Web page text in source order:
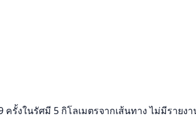
รั้งในรัศมี 5 กิโลเมตรจากเส้นทาง ไม่มีรายง